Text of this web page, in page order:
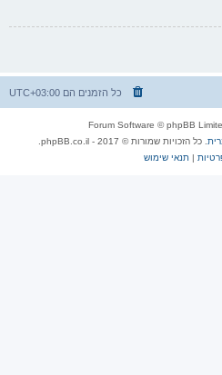
כל הזמנים הם UTC+03:00
. כל הזכויות שמורות © 2017 - phpBB.co.il.
| תנאי שימוש